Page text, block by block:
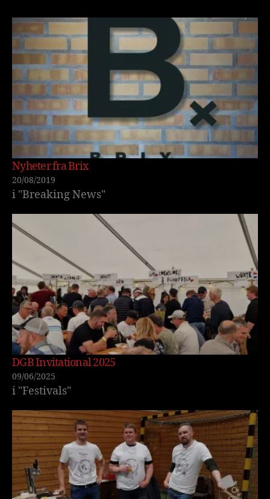
Nyheter fra Brix
20/08/2019
i "Breaking News"
DGB Invitational 2025
09/06/2025
i "Festivals"